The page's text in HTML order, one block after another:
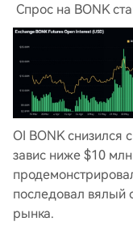
Спрос на BONK
OI BONK снизился
завис ниже $10
последовал вялый
рынка.